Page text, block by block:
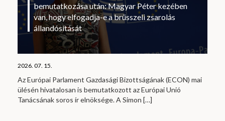
bemutatkozása után: Magyar Péter kezében
van, hogy elfogadja-e a brüsszeli zsarolás
állandósítását
2026. 07. 15.
Az Európai Parlament Gazdasági Bizottságának (ECON) mai
ülésén hivatalosan is bemutatkozott az Európai Unió
Tanácsának soros ír elnöksége. A Simon […]